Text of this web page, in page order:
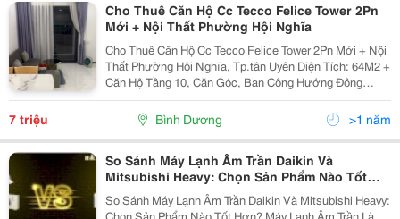
Cho Thuê Căn Hộ Cc Tecco Felice Tower 2Pn
Mới + Nội Thất Phường Hội Nghĩa
Cho Thuê Căn Hộ Cc Tecco Felice Tower 2Pn Mới + Nội
Thất Phường Hội Nghĩa, Tp.tân Uyên Diện Tích: 64M2 +
Căn Hộ Tầng 10, Căn Góc, Ban Công Hướng Đông
Nam, Cửa Nhà Hướng Tây Mới Đẹp, Thoáng Mát Gồm:
Phòng Khách, 2 Phòng Ngủ, Bếp, 2 Wc. Khách Thuê
7 triệu Bình Dương >1 năm
So Sánh Máy Lạnh Âm Trần Daikin Và
Mitsubishi Heavy: Chọn Sản Phẩm Nào Tốt
Hơn?
So Sánh Máy Lạnh Âm Trần Daikin Và Mitsubishi Heavy:
Chọn Sản Phẩm Nào Tốt Hơn? Máy Lạnh Âm Trần Là